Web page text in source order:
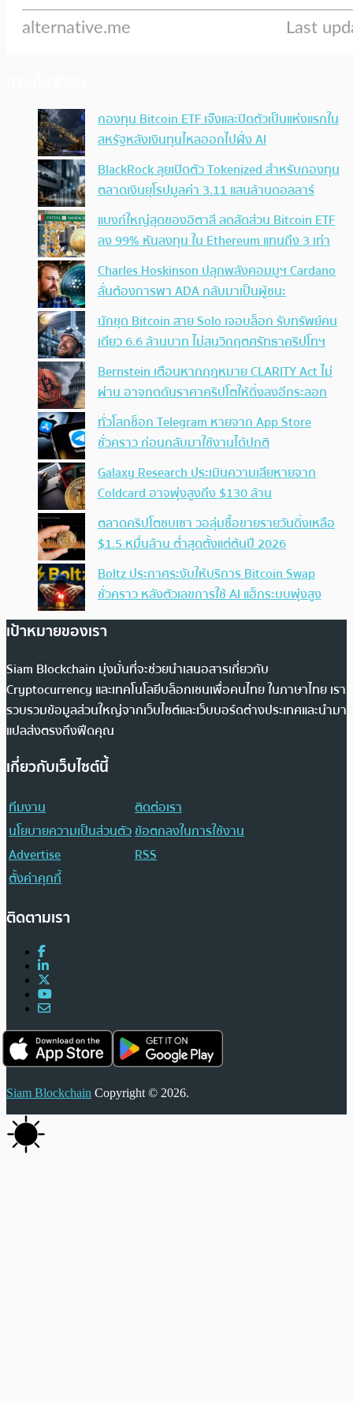
กองทุน Bitcoin ETF เจ๊งและปิดตัวเป็นแห่งแรกใน
สหรัฐหลังเงินทุนไหลออกไปฝั่ง AI
BlackRock ลุยเปิดตัว Tokenized สำหรับกองทุน
ตลาดเงินยุโรปมูลค่า 3.11 แสนล้านดอลลาร์
แบงก์ใหญ่สุดของอิตาลี ลดสัดส่วน Bitcoin ETF
ลง 99% หันลงทุน ใน Ethereum แทนถึง 3 เท่า
Charles Hoskinson ปลุกพลังคอมมูฯ Cardano
ลั่นต้องการพา ADA กลับมาเป็นผู้ชนะ
นักขุด Bitcoin สาย Solo เจอบล็อก รับทรัพย์คน
เดียว 6.6 ล้านบาท ไม่สนวิกฤตศรัทธาคริปโทฯ
Bernstein เตือนหากกฎหมาย CLARITY Act ไม่
ผ่าน อาจกดดันราคาคริปโตให้ดิ่งลงอีกระลอก
ทั่วโลกช็อก Telegram หายจาก App Store
ชั่วคราว ก่อนกลับมาใช้งานได้ปกติ
Galaxy Research ประเมินความเสียหายจาก
Coldcard อาจพุ่งสูงถึง $130 ล้าน
ตลาดคริปโตซบเซา วอลุ่มซื้อขายรายวันดิ่งเหลือ
$1.5 หมื่นล้าน ต่ำสุดตั้งแต่ต้นปี 2026
Boltz ประกาศระงับให้บริการ Bitcoin Swap
ชั่วคราว หลังตัวเลขการใช้ AI แฮ็กระบบพุ่งสูง
เป้าหมายของเรา
Siam Blockchain มุ่งมั่นที่จะช่วยนำเสนอสารเกี่ยวกับ
Cryptocurrency และเทคโนโลยีบล็อกเชนเพื่อคนไทย ในภาษาไทย เรา
รวบรวมข้อมูลส่วนใหญ่จากเว็บไซต์และเว็บบอร์ดต่างประเทศและนำมา
แปลส่งตรงถึงฟีดคุณ
เกี่ยวกับเว็บไซต์นี้
ทีมงาน
ติดต่อเรา
นโยบายความเป็นส่วนตัวข้อตกลงในการใช้งาน
Advertise
RSS
ตั้งค่าคุกกี้
ติดตามเรา
Siam Blockchain Copyright © 2026.